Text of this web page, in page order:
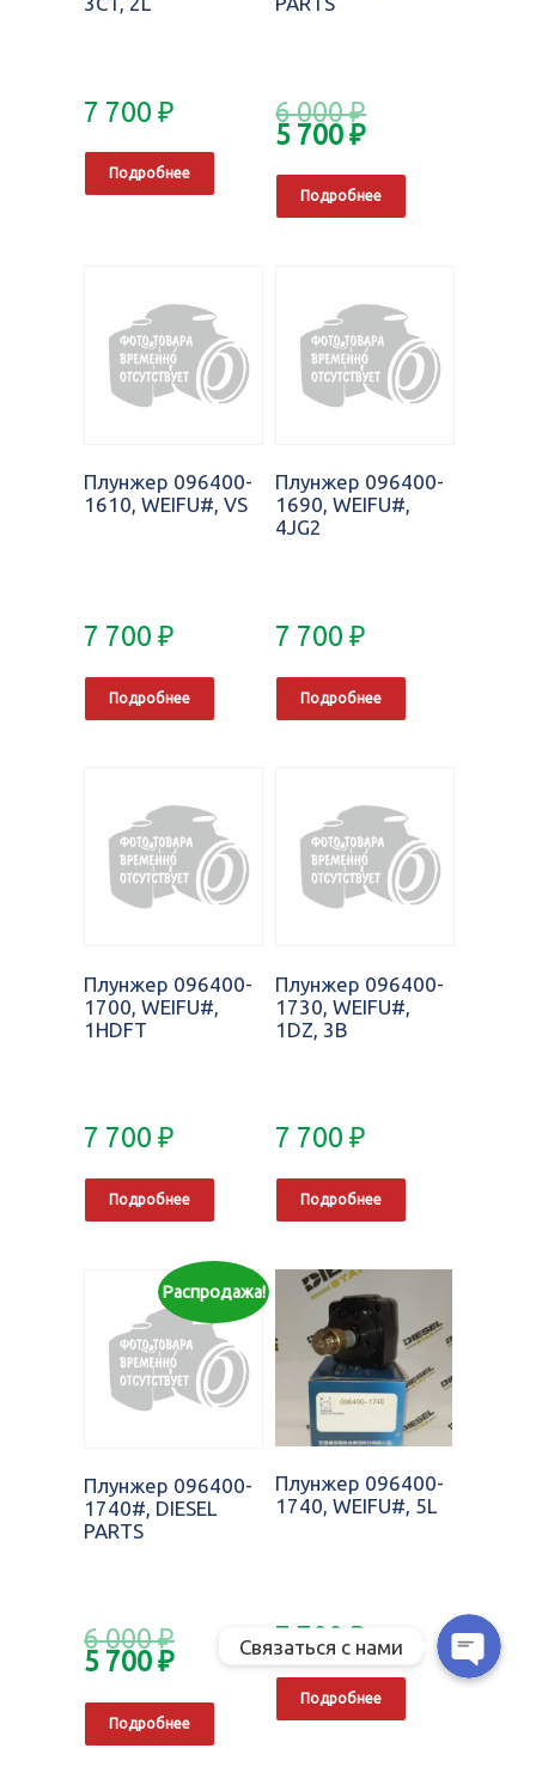
7 700 ₽
Подробнее
6 000₽
5 700₽
Подробнее
Плунжер 096400-
1610, WEIFU#, VS
7 700 ₽
Подробнее
Плунжер 096400-
1690, WEIFU#,
4JG2
7 700₽
Подробнее
Плунжер 096400-
1700, WEIFU#,
1HDFT
7 700 ₽
Подробнее
Плунжер 096400-
1730, WEIFU#,
1DZ, 3B
7 700₽
Подробнее
Распродажа!
Плунжер 096400-
1740#, DIESEL
PARTS
6 000₽
5 700₽
Подробнее
Плунжер 096400-
1740, WEIFU#, 5L
7 700₽
Подробнее
WhatsApp
Связаться с нами